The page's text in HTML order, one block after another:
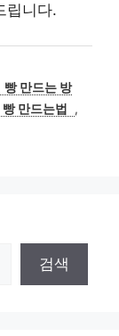
립니다.
빵 만드는 방
만드는법
,
검색